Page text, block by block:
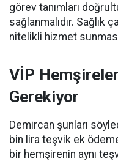
görev tanımları
sağlanmalıdır. Sağlık
nitelikli hizmet
VİP
Gerekiyor
Demircan şunları
bin lira teşvik ek
bir hemşirenin aynı